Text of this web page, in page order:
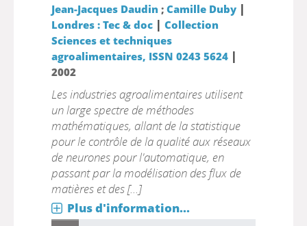
Jean-Jacques Daudin ; Camille Duby |
Londres : Tec & doc| Collection
Sciences et techniques
agroalimentaires, ISSN 0243 5624|
2002
Les industries agroalimentaires utilisent
un large spectre de méthodes
mathématiques, allant de la statistique
pour le contrôle de la qualité aux réseaux
de neurones pour l'automatique, en
passant par la modélisation des flux de
matières et des [...]
Plus d'information...